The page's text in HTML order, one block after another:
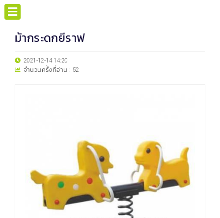
ม้ากระดกยีราฟ
2021-12-14 14:20
จำนวนครั้งที่อ่าน : 52